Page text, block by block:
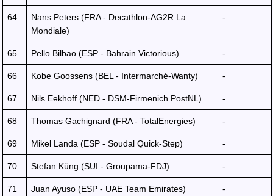
64
Nans Peters (FRA - Decathlon-AG2R La
Mondiale)
-
65 Pello Bilbao (ESP - Bahrain Victorious) -
66 Kobe Goossens (BEL - Intermarché-Wanty) -
67 Nils Eekhoff (NED - DSM-Firmenich PostNL) -
68 Thomas Gachignard (FRA - TotalEnergies) -
69 Mikel Landa (ESP - Soudal Quick-Step) -
70 Stefan Küng (SUI - Groupama-FDJ) -
71 Juan Ayuso (ESP - UAE Team Emirates) -